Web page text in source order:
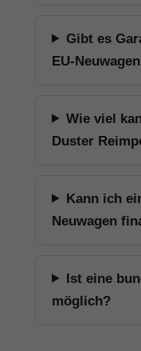
Gibt es
EU-
Wie viel
Duster
Kann ich
Neuwagen
Ist eine
möglich?